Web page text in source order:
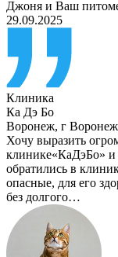
Джоня и Ваш
29.09.2025
Клиника
Ка Дэ Бо
Воронеж, г
Хочу выразить
клинике«КаДэБо»
обратились в
опасные, для его
без долгого…